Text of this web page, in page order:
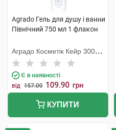
Agrado Гель для душу і ванни
Північний 750 мл 1 флакон
Аградо Косметік Кейр 3000
С.Л.У.
Є в наявності
від 157.00 109.90 грн
КУПИТИ